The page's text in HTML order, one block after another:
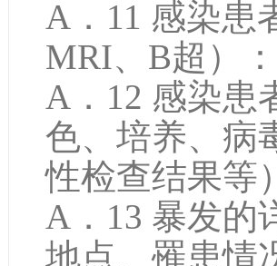
A．11 感染患
MRI、B
A．12 感染患
色、培养、病
性检
A．13 暴发的
地点、罹患情